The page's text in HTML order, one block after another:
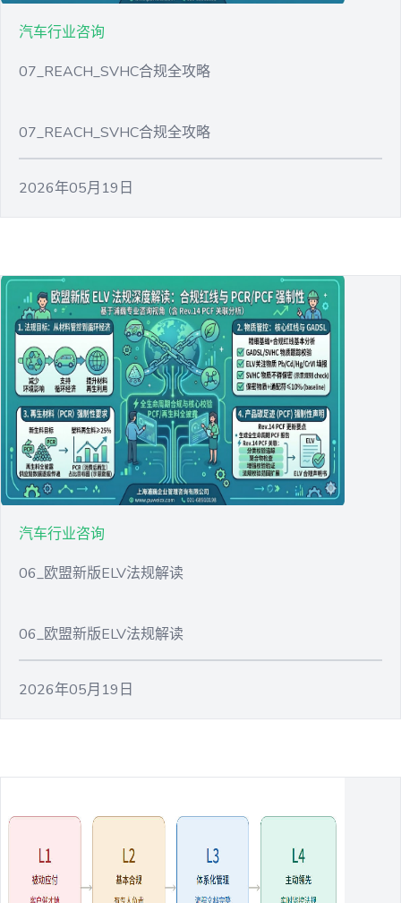
汽车行业咨询
07_REACH_SVHC合规全攻略
07_REACH_SVHC合规全攻略
2026年05月19日
汽车行业咨询
06_欧盟新版ELV法规解读
06_欧盟新版ELV法规解读
2026年05月19日